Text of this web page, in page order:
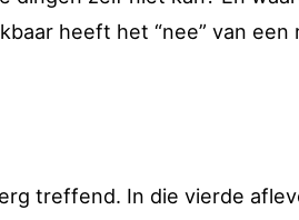
heeft het “nee” van een
erg treffend. In die vierde